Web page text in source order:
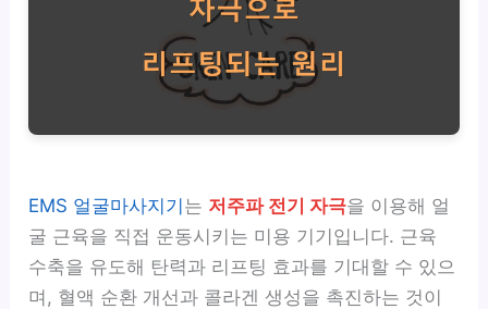
EMS 얼굴마사지기는 저주파 전기 자극을 이용해 얼
굴 근육을 직접 운동시키는 미용 기기입니다. 근육
수축을 유도해 탄력과 리프팅 효과를 기대할 수 있으
며, 혈액 순환 개선과 콜라겐 생성을 촉진하는 것이